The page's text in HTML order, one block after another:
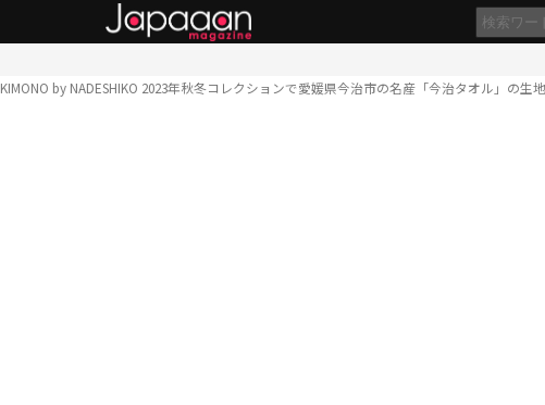
KIMONO by NADESHIKO 2023年秋冬コレクションで愛媛県今治市の名産「今治タオル」の生